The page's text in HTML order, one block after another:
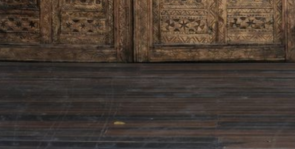
Disfruta de exclusivas ofertas solo en
Mejor tarifa garantizada
Descuentos exclusivos
Early check-in*
Late check-out 1PM*
Gratis upgrade de habitación*
Un váucher de $50 USD para Casa Ritual
SPA**